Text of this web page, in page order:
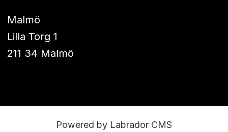
Malmö
Lilla Torg 1
211 34 Malmö
Powered by Labrador CMS